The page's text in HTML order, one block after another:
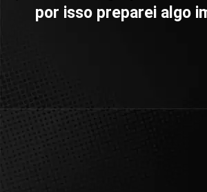
por isso preparei algo